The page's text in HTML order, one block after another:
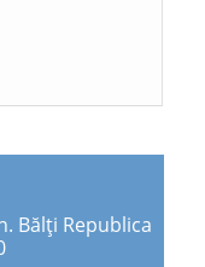
Bălți Republica